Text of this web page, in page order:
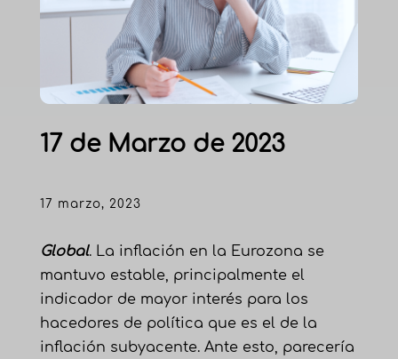
17 de Marzo de 2023
17 marzo, 2023
Global. La inflación en la Eurozona se
mantuvo estable, principalmente el
indicador de mayor interés para los
hacedores de política que es el de la
inflación subyacente. Ante esto, parecería